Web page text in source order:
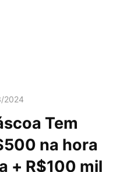
2024
Tem
na hora
+ R$100 mil